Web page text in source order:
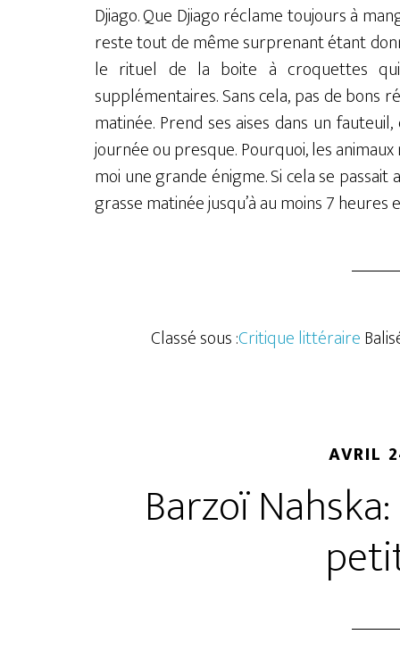
Djiago. Que Djiago réclame toujours à
reste tout de même surprenant étant
le rituel de la boite à croquettes
supplémentaires. Sans cela, pas de bons
matinée. Prend ses aises dans un
journée ou presque. Pourquoi, les
moi une grande énigme. Si cela se
grasse matinée jusqu’à au moins 7 heures
Classé sous :Critique littéraire
AVRIL
Barzoï